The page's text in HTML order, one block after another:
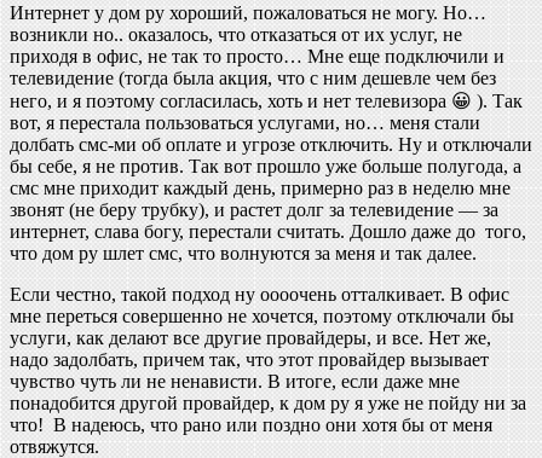
Интернет у дом ру хороший, пожаловаться не могу. Но…
возникли но.. оказалось, что отказаться от их услуг, не
приходя в офис, не так то просто… Мне еще подключили и
телевидение (тогда была акция, что с ним дешевле чем без
него, и я поэтому согласилась, хоть и нет телевизора 😀 ). Так
вот, я перестала пользоваться услугами, но… меня стали
долбать смс-ми об оплате и угрозе отключить. Ну и отключали
бы себе, я не против. Так вот прошло уже больше полугода, а
смс мне приходит каждый день, примерно раз в неделю мне
звонят (не беру трубку), и растет долг за телевидение — за
интернет, слава богу, перестали считать. Дошло даже до того,
что дом ру шлет смс, что волнуются за меня и так далее.
Если честно, такой подход ну оооочень отталкивает. В офис
мне переться совершенно не хочется, поэтому отключали бы
услуги, как делают все другие провайдеры, и все. Нет же,
надо задолбать, причем так, что этот провайдер вызывает
чувство чуть ли не ненависти. В итоге, если даже мне
понадобится другой провайдер, к дом ру я уже не пойду ни за
что! B надеюсь, что рано или поздно они хотя бы от меня
отвяжутся.